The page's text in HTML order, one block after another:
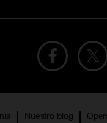
Nuestro blog